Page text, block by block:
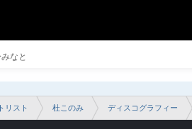
なと
リスト 杜このみ ディスコグラフィー